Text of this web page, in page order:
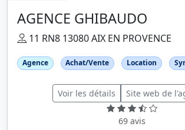
AGENCE GHIBAUDO
11 RN8 13080 AIX EN PROVENCE
Agence Achat/Vente Location
Voir les détails Site web de
69 avis